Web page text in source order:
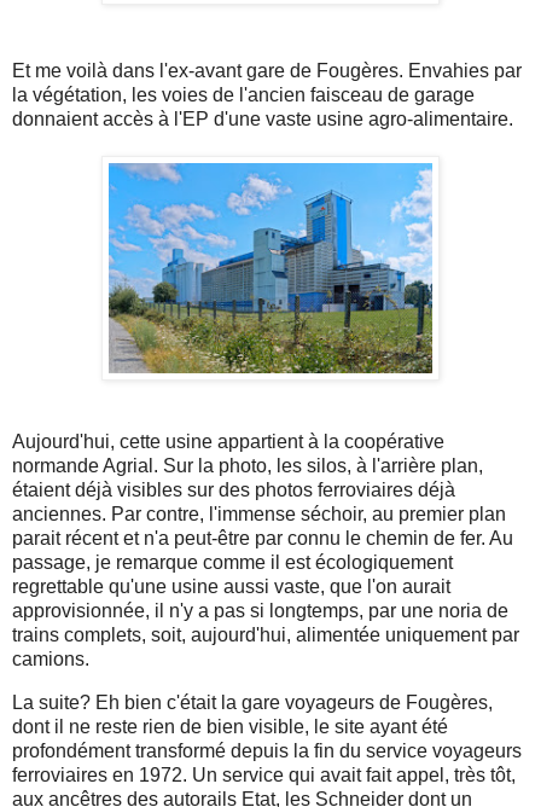
Et me voilà dans l'ex-avant gare de Fougères. Envahies par
la végétation, les voies de l'ancien faisceau de garage
donnaient accès à l'EP d'une vaste usine agro-alimentaire.
Aujourd'hui, cette usine appartient à la coopérative
normande Agrial. Sur la photo, les silos, à l'arrière plan,
étaient déjà visibles sur des photos ferroviaires déjà
anciennes. Par contre, l'immense séchoir, au premier plan
parait récent et n'a peut-être par connu le chemin de fer. Au
passage, je remarque comme il est écologiquement
regrettable qu'une usine aussi vaste, que l'on aurait
approvisionnée, il n'y a pas si longtemps, par une noria de
trains complets, soit, aujourd'hui, alimentée uniquement par
camions.
La suite? Eh bien c'était la gare voyageurs de Fougères,
dont il ne reste rien de bien visible, le site ayant été
profondément transformé depuis la fin du service voyageurs
ferroviaires en 1972. Un service qui avait fait appel, très tôt,
aux ancêtres des autorails Etat, les Schneider dont un